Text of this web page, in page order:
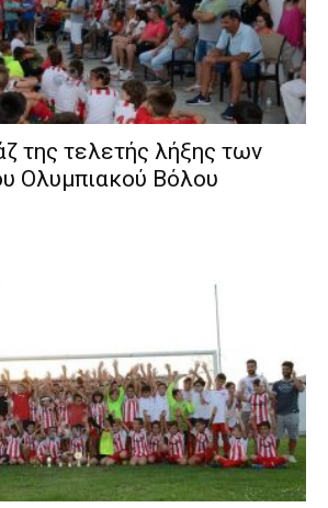
της τελετής λήξης των
Ολυμπιακού Βόλου